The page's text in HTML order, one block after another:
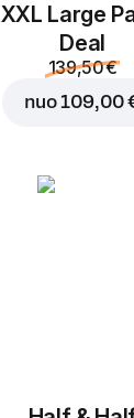
XXL Large
Deal
139,50 €
nuo 109,00